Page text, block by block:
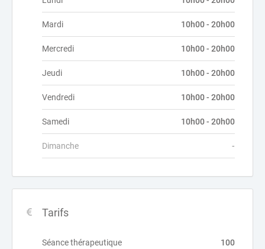
Mardi 10h00 - 20h00
Mercredi 10h00 - 20h00
Jeudi 10h00 - 20h00
Vendredi 10h00 - 20h00
Samedi 10h00 - 20h00
Dimanche -
Tarifs
Séance thérapeutique 100